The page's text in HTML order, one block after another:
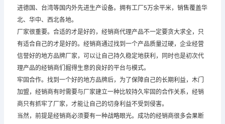
进德国、台湾等国内外先进生产设备。拥有工厂5万余平米，销售覆盖华
北、华中、西北各地。
厂家很重要。合适的才是好的，经销商代理产品不一定要贪大求全，只
有适合自己的才是好的。经销商通过找到一个产品质量过硬，企业经营
信誉好的地方品牌厂家，可以让自己持久稳定地获利，同时也是初次代
理产品的经销商们掘得生意的良好的平台与模式。
牢固合作。找到一个好的地方品牌后，为了保障自己的长期利益，木门
加盟，经销商有时需要与厂家建立一种比较持久牢固的合作关系，经销
商只有抓牢了厂家，才能让自己的切身利益不受到侵害。
当然，前提是经销商必须要有一种战略眼光。成功的经销商很多会果断